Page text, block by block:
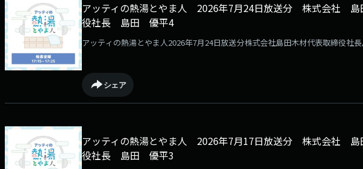
アッティの熱湯とやま人 2026年7月24日放送分 株式会社
役社長 島田 優平4
アッティの熱湯とやま人2026年7月24日放送分株式会社島田木材代表取締役社
シェア
アッティの熱湯とやま人 2026年7月17日放送分 株式会社
役社長 島田 優平3